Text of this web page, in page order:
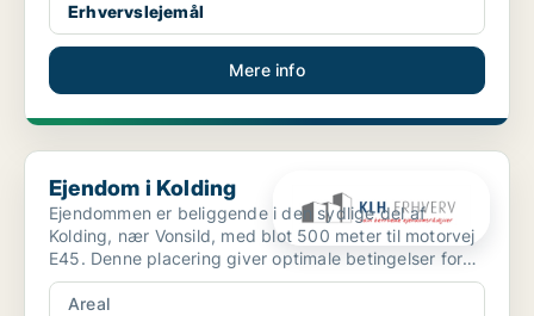
Erhvervslejemål
Mere info
Ejendom i Kolding
Ejendom i Kolding
Ejendommen er beliggende i den sydlige del af
Kolding, nær Vonsild, med blot 500 meter til motorvej
E45. Denne placering giver optimale betingelser for
både ...
Areal